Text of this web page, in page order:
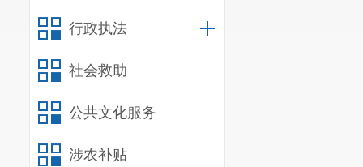
行政执法
社会救助
公共文化服务
涉农补贴